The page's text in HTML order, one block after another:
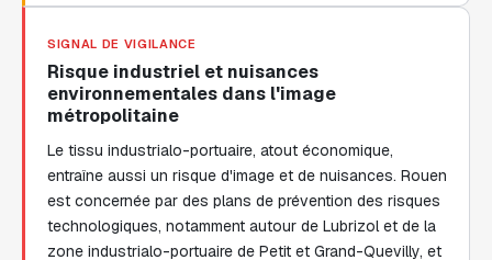
SIGNAL DE VIGILANCE
Risque industriel et nuisances
environnementales dans l'image
métropolitaine
Le tissu industrialo-portuaire, atout économique,
entraîne aussi un risque d'image et de nuisances. Rouen
est concernée par des plans de prévention des risques
technologiques, notamment autour de Lubrizol et de la
zone industrialo-portuaire de Petit et Grand-Quevilly, et